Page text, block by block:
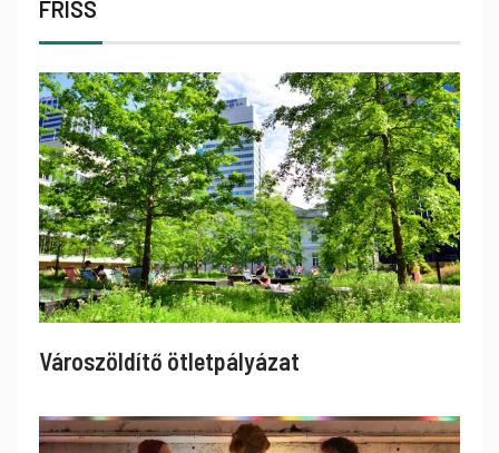
FRISS
Városzöldítő ötletpályázat